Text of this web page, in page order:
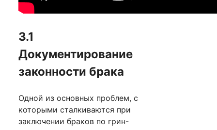
3.1
Документирование
законности брака
Одной из основных проблем, с
которыми сталкиваются при
заключении браков по грин-